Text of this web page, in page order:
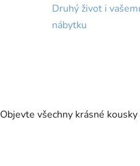
Druhý život i
nábytku
Objevte všechny krásné